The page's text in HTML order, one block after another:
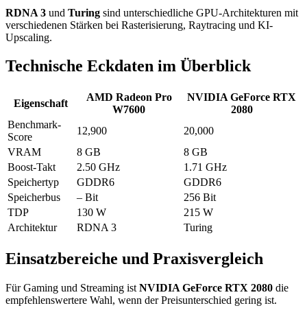
RDNA 3 und Turing sind unterschiedliche GPU-Architekturen mit
verschiedenen Stärken bei Rasterisierung, Raytracing und KI-
Upscaling.
Technische Eckdaten im Überblick
Eigenschaft
AMD Radeon Pro
W7600
NVIDIA GeForce RTX
2080
Benchmark-
Score
12,900
20,000
VRAM
8 GB
8 GB
Boost-Takt
2.50 GHz
1.71 GHz
Speichertyp
GDDR6
GDDR6
Speicherbus
– Bit
256 Bit
TDP
130 W
215 W
Architektur
RDNA 3 Turing
Einsatzbereiche und Praxisvergleich
Für Gaming und Streaming ist NVIDIA GeForce RTX 2080 die
empfehlenswertere Wahl, wenn der Preisunterschied gering ist.